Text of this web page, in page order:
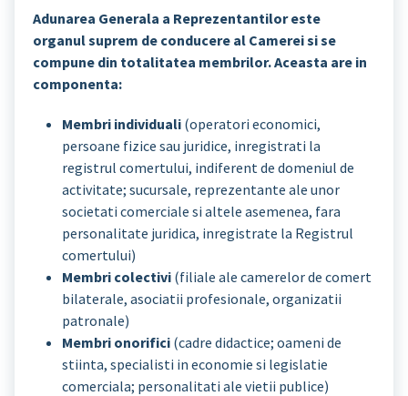
Adunarea Generala a Reprezentantilor este
organul suprem de conducere al Camerei si se
compune din totalitatea membrilor. Aceasta are in
componenta:
Membri individuali (operatori economici,
persoane fizice sau juridice, inregistrati la
registrul comertului, indiferent de domeniul de
activitate; sucursale, reprezentante ale unor
societati comerciale si altele asemenea, fara
personalitate juridica, inregistrate la Registrul
comertului)
Membri colectivi (filiale ale camerelor de comert
bilaterale, asociatii profesionale, organizatii
patronale)
Membri onorifici (cadre didactice; oameni de
stiinta, specialisti in economie si legislatie
comerciala; personalitati ale vietii publice)